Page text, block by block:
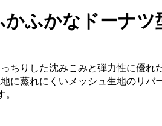
かふかなドーナツ
ちりした沈みこみと弾力性に優れ
に蒸れにくいメッシュ生地のリバ